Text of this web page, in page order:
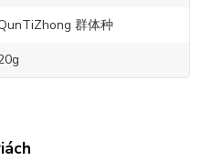
群体种